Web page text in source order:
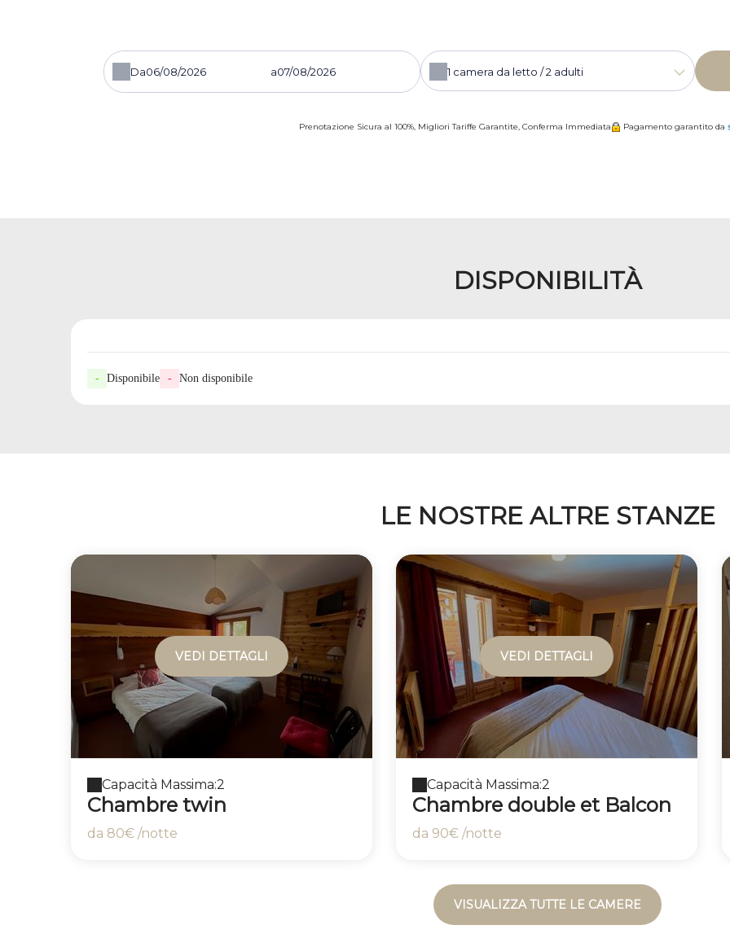
Da a 1 camera da letto /2 adulti
Prenotazione Sicura al 100%, Migliori Tariffe Garantite, Conferma Immediata Pagamento garantito da
DISPONIBILITÀ
- Disponibile - Non disponibile
LE NOSTRE ALTRE STANZE
VEDI DETTAGLI
Capacità Massima:2
Chambre twin
da 80€ /notte
VEDI DETTAGLI
Capacità Massima:2
Chambre double et Balcon
da 90€ /notte
VISUALIZZA TUTTE LE CAMERE